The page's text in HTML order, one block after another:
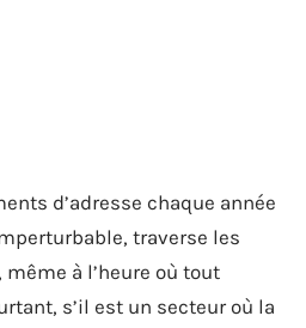
d’adresse chaque année
traverse les
à l’heure où tout
s’il est un secteur où la